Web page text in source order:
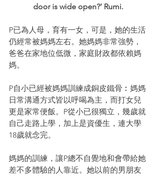
door is wide open?’ Rumi.
P已為人母，育有一女，可是，她的生活
仍經常被媽媽左右。她媽媽非常強勢，
爸爸在家地位低微，家庭財政都依賴媽
媽。
P自小已經被媽媽訓練成銅皮鐵骨︰媽媽
日常溝通方式皆以呼喝為主，而打女兒
更是家常便飯。P從小已很獨立，幾歲就
自己走路上學，加上是資優生，連大學
18歲就念完。
媽媽的訓練，讓P總不自覺地和會帶給她
差不多體驗的人靠近。她以前的男朋友